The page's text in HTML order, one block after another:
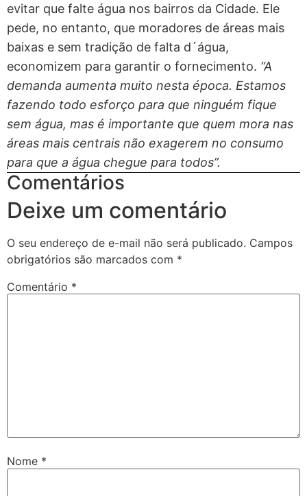
evitar que falte água nos bairros da Cidade. Ele
pede, no entanto, que moradores de áreas mais
baixas e sem tradição de falta d´água,
economizem para garantir o fornecimento. “A
demanda aumenta muito nesta época. Estamos
fazendo todo esforço para que ninguém fique
sem água, mas é importante que quem mora nas
áreas mais centrais não exagerem no consumo
para que a água chegue para todos”.
Comentários
Deixe um comentário
O seu endereço de e-mail não será publicado. Campos
obrigatórios são marcados com *
Comentário *
Nome *